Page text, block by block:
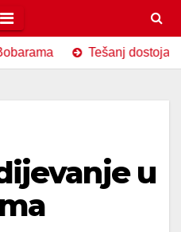
Tešanj dostojanstveno
u